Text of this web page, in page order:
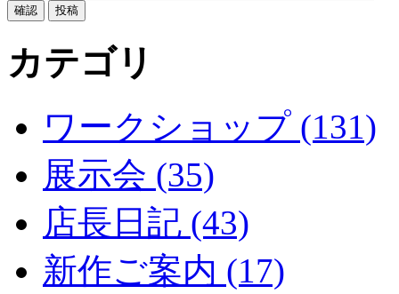
カテゴリ
ワークショップ (131)
展示会 (35)
店長日記 (43)
新作ご案内 (17)